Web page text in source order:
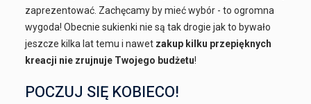
zaprezentować. Zachęcamy by mieć wybór - to ogromna
wygoda! Obecnie sukienki nie są tak drogie jak to bywało
jeszcze kilka lat temu i nawet zakup kilku przepięknych
kreacji nie zrujnuje Twojego budżetu!
POCZUJ SIĘ KOBIECO!